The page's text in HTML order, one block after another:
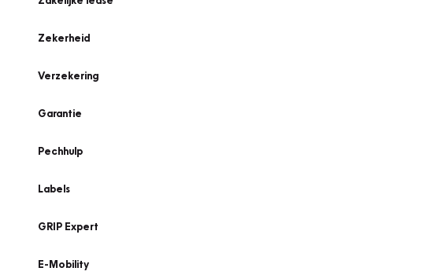
Zekerheid
Verzekering
Garantie
Pechhulp
Labels
GRIP Expert
E-Mobility